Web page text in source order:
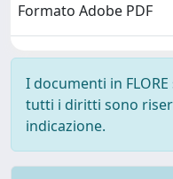
Formato Adobe PDF
I documenti in
tutti i diritti sono
indicazione.